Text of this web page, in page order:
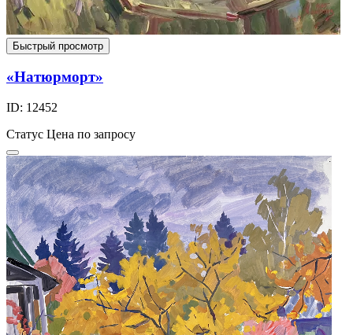
Быстрый просмотр
«Натюрморт»
ID: 12452
Статус Цена по запросу